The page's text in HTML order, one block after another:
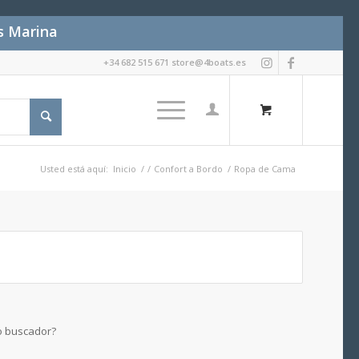
Marina
+34 682 515 671 store@4boats.es
Usted está aquí: Inicio / / Confort a Bordo / Ropa de Cama
buscador?